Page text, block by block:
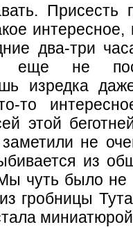
Присесть
два-три
еще не
изредка
то
этой
не
из
чуть было не
гробницы